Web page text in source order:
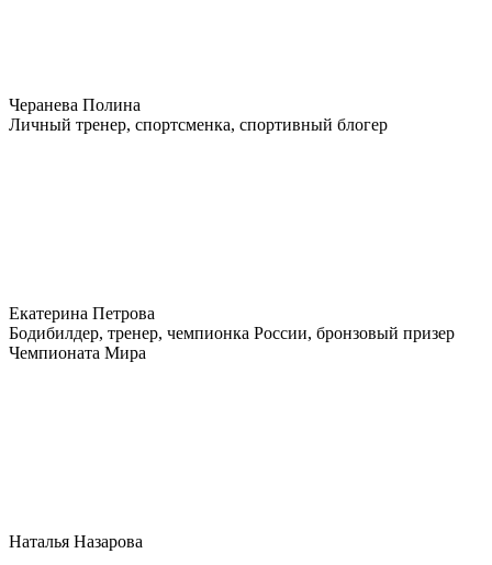
Черанева Полина
Личный тренер, спортсменка, спортивный блогер
Екатерина Петрова
Бодибилдер, тренер, чемпионка России, бронзовый призер
Чемпионата Мира
Наталья Назарова